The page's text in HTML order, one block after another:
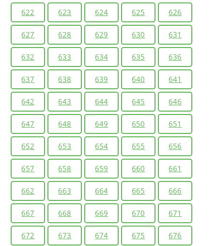
622 623 624 625 626
627 628 629 630 631
632 633 634 635 636
637 638 639 640 641
642 643 644 645 646
647 648 649 650 651
652 653 654 655 656
657 658 659 660 661
662 663 664 665 666
667 668 669 670 671
672 673 674 675 676